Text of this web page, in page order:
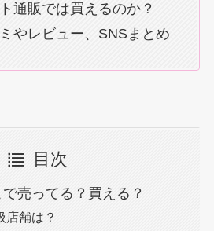
通販では買えるのか？
やレビュー、SNSまとめ
目次
売ってる？買える？
店舗は？